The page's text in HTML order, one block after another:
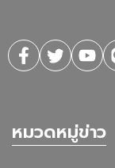
หมวดหมู่ข่าว